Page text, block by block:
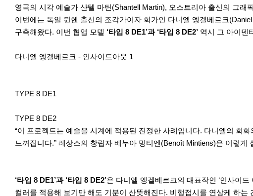
e
영국의 시각 예술가 샨텔 마틴(Shantell Martin), 오스트리아 출신의 그
이번에는 독일 뮌헨 출신의 조각가이자 화가인 다니엘 엥겔베르크
구축해왔다. 이번 협업 모델 ‘타입 8 DE1’과 ‘타입 8 DE2’ 역시 그 아이덴
다니엘 엥겔베르크 - 인사이드아웃 1
TYPE 8 DE1
TYPE 8 DE2
“이 프로젝트는 예술을 시계에 적용된 진정한 사례입니다. 다니엘의 회
느껴집니다.” 레상스의 창립자 베누아 밍티엔(Benoît Mintiens)은 이렇게
‘타입 8 DE1’과 ‘타입 8 DE2’은 다니엘 엥겔베르크의 대표작인 ‘인사이
컬러를 적용해 보기만 해도 기분이 산뜻해진다. 비행접시를 연상케 하